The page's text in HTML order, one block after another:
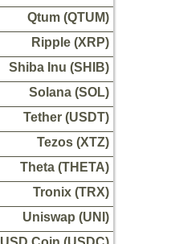
Qtum (QTUM)
Ripple (XRP)
Shiba Inu (SHIB)
Solana (SOL)
Tether (USDT)
Tezos (XTZ)
Theta (THETA)
Tronix (TRX)
Uniswap (UNI)